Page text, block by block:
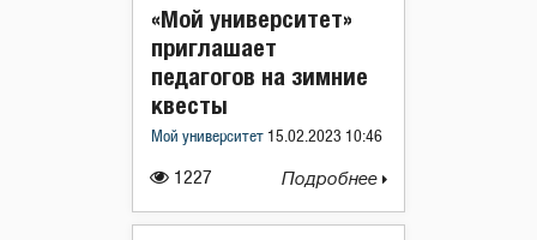
1227
«Мой университет»
приглашает
педагогов на зимние
квесты
Мой университет 15.02.2023 10:46
Подробнее